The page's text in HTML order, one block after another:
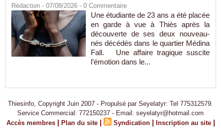
Rédaction - 07/08/2026 - 0 Commentaire
Une étudiante de 23 ans a été placée
en garde à vue à Thiès après la
découverte de ses deux nouveau-
nés décédés dans le quartier Médina
Fall. Une affaire tragique suscite
l’émotion dans le...
Thiesinfo, Copyright Juin 2007 - Propulsé par Seyelatyr: Tel 775312579.
Service Commercial: 772150237 - Email: seyelatyr@hotmail.com
Accès membres | Plan du site | Syndication | Inscription au site |